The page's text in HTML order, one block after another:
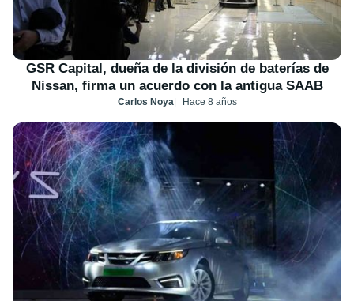
GSR Capital, dueña de la división de baterías de
Nissan, firma un acuerdo con la antigua SAAB
Carlos Noya Hace 8 años